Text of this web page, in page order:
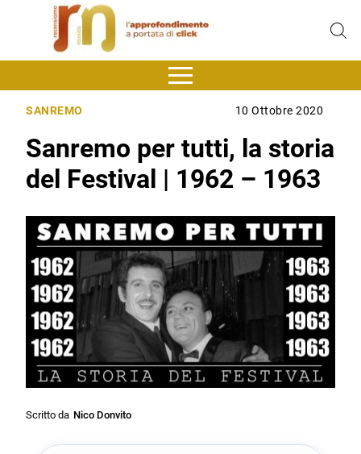
SANREMO 10 Ottobre 2020
Sanremo per tutti, la storia
del Festival | 1962 – 1963
Scritto da Nico Donvito